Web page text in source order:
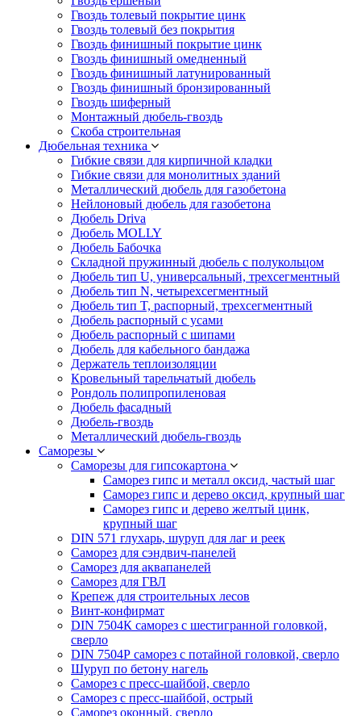
Гвоздь толевый покрытие цинк
Гвоздь толевый без покрытия
Гвоздь финишный покрытие цинк
Гвоздь финишный омедненный
Гвоздь финишный латунированный
Гвоздь финишный бронзированный
Гвоздь шиферный
Монтажный дюбель-гвоздь
Скоба строительная
Дюбельная техника
Гибкие связи для кирпичной кладки
Гибкие связи для монолитных зданий
Металлический дюбель для газобетона
Нейлоновый дюбель для газобетона
Дюбель Driva
Дюбель MOLLY
Дюбель Бабочка
Складной пружинный дюбель с полукольцом
Дюбель тип U, универсальный, трехсегментный
Дюбель тип N, четырехсегментный
Дюбель тип T, распорный, трехсегментный
Дюбель распорный с усами
Дюбель распорный с шипами
Дюбель для кабельного бандажа
Держатель теплоизоляции
Кровельный тарельчатый дюбель
Рондоль полипропиленовая
Дюбель фасадный
Дюбель-гвоздь
Металлический дюбель-гвоздь
Саморезы
Саморезы для гипсокартона
Саморез гипс и металл оксид, частый шаг
Саморез гипс и дерево оксид, крупный шаг
Саморез гипс и дерево желтый цинк,
крупный шаг
DIN 571 глухарь, шуруп для лаг и реек
Саморез для сэндвич-панелей
Саморез для аквапанелей
Саморез для ГВЛ
Крепеж для строительных лесов
Винт-конфирмат
DIN 7504К саморез с шестигранной головкой,
сверло
DIN 7504Р саморез с потайной головкой, сверло
Шуруп по бетону нагель
Саморез с пресс-шайбой, сверло
Саморез с пресс-шайбой, острый
Саморез оконный, сверло